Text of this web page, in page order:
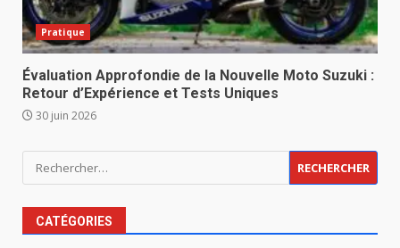
Pratique
Évaluation Approfondie de la Nouvelle Moto Suzuki :
Retour d’Expérience et Tests Uniques
30 juin 2026
Rechercher :
CATÉGORIES